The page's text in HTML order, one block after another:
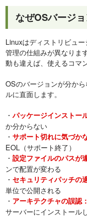
なぜOSバージ
Linuxはディストリビュ
管理の仕組みが異なりま
動も違えば、使えるコマ
OSのバージョンが分か
ルに直面します。
・パッケージインストー
か分からない
・サポート切れに気づか
EOL（サポート終了）
・設定ファイルのパスが
ンで配置が変わる
・セキュリティパッチの
単位で公開される
・ アーキテクチャの誤認
サーバーにインストール